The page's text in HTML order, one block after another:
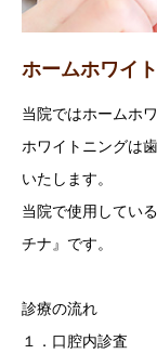
ホームホワイ
当院ではホームホ
ホワイトニングは
いたします。
当院で使用してい
チナ』です。
診療の流れ
１．口腔内診査